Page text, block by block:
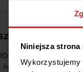
Niniejsza
Wykorzystujemy
AKORD
S60 jest
pościel, ręczniki lub